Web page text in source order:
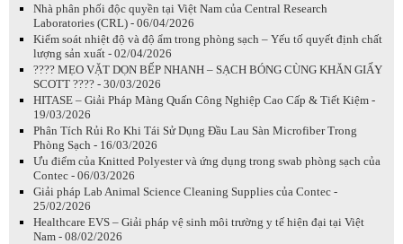
Nhà phân phối độc quyền tại Việt Nam của Central Research
Laboratories (CRL) - 06/04/2026
Kiểm soát nhiệt độ và độ ẩm trong phòng sạch – Yếu tố quyết định chất
lượng sản xuất - 02/04/2026
???? MẸO VẶT DỌN BẾP NHANH – SẠCH BÓNG CÙNG KHĂN GIẤY
SCOTT ???? - 30/03/2026
HITASE – Giải Pháp Màng Quấn Công Nghiệp Cao Cấp & Tiết Kiệm -
19/03/2026
Phân Tích Rủi Ro Khi Tái Sử Dụng Đầu Lau Sàn Microfiber Trong
Phòng Sạch - 16/03/2026
Ưu điểm của Knitted Polyester và ứng dụng trong swab phòng sạch của
Contec - 06/03/2026
Giải pháp Lab Animal Science Cleaning Supplies của Contec -
25/02/2026
Healthcare EVS – Giải pháp vệ sinh môi trường y tế hiện đại tại Việt
Nam - 08/02/2026